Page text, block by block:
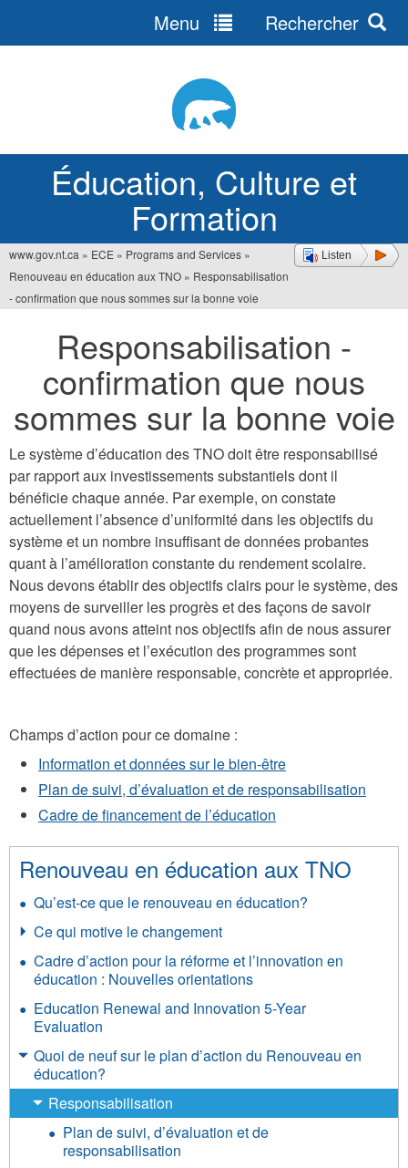
Éducation, Culture et
Formation
Menu Rechercher
Listen
Vous
êtes
www.gov.nt.ca » ECE » Programs and Services »
Renouveau en éducation aux TNO » Responsabilisation
- confirmation que nous sommes sur la bonne voie
Responsabilisation -
confirmation que nous
sommes sur la bonne voie
Le système d’éducation des TNO doit être responsabilisé
par rapport aux investissements substantiels dont il
bénéficie chaque année. Par exemple, on constate
actuellement l’absence d’uniformité dans les objectifs du
système et un nombre insuffisant de données probantes
quant à l’amélioration constante du rendement scolaire.
Nous devons établir des objectifs clairs pour le système, des
moyens de surveiller les progrès et des façons de savoir
quand nous avons atteint nos objectifs afin de nous assurer
que les dépenses et l’exécution des programmes sont
effectuées de manière responsable, concrète et appropriée.
Champs d’action pour ce domaine :
Information et données sur le bien-être
Plan de suivi, d’évaluation et de responsabilisation
Cadre de financement de l’éducation
Renouveau en éducation aux TNO
Qu’est-ce que le renouveau en éducation?
Ce qui motive le changement
Cadre d’action pour la réforme et l’innovation en
éducation : Nouvelles orientations
Education Renewal and Innovation 5-Year
Evaluation
Quoi de neuf sur le plan d’action du Renouveau en
éducation?
Responsabilisation
Plan de suivi, d’évaluation et de
responsabilisation